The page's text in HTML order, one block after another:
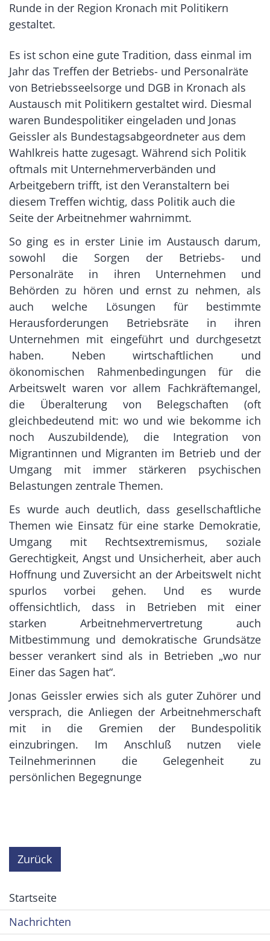
Runde in der Region Kronach mit Politikern
gestaltet.
Es ist schon eine gute Tradition, dass einmal im
Jahr das Treffen der Betriebs- und Personalräte
von Betriebsseelsorge und DGB in Kronach als
Austausch mit Politikern gestaltet wird. Diesmal
waren Bundespolitiker eingeladen und Jonas
Geissler als Bundestagsabgeordneter aus dem
Wahlkreis hatte zugesagt. Während sich Politik
oftmals mit Unternehmerverbänden und
Arbeitgebern trifft, ist den Veranstaltern bei
diesem Treffen wichtig, dass Politik auch die
Seite der Arbeitnehmer wahrnimmt.
So ging es in erster Linie im Austausch darum,
sowohl die Sorgen der Betriebs- und
Personalräte in ihren Unternehmen und
Behörden zu hören und ernst zu nehmen, als
auch welche Lösungen für bestimmte
Herausforderungen Betriebsräte in ihren
Unternehmen mit eingeführt und durchgesetzt
haben. Neben wirtschaftlichen und
ökonomischen Rahmenbedingungen für die
Arbeitswelt waren vor allem Fachkräftemangel,
die Überalterung von Belegschaften (oft
gleichbedeutend mit: wo und wie bekomme ich
noch Auszubildende), die Integration von
Migrantinnen und Migranten im Betrieb und der
Umgang mit immer stärkeren psychischen
Belastungen zentrale Themen.
Es wurde auch deutlich, dass gesellschaftliche
Themen wie Einsatz für eine starke Demokratie,
Umgang mit Rechtsextremismus, soziale
Gerechtigkeit, Angst und Unsicherheit, aber auch
Hoffnung und Zuversicht an der Arbeitswelt nicht
spurlos vorbei gehen. Und es wurde
offensichtlich, dass in Betrieben mit einer
starken Arbeitnehmervertretung auch
Mitbestimmung und demokratische Grundsätze
besser verankert sind als in Betrieben „wo nur
Einer das Sagen hat“.
Jonas Geissler erwies sich als guter Zuhörer und
versprach, die Anliegen der Arbeitnehmerschaft
mit in die Gremien der Bundespolitik
einzubringen. Im Anschluß nutzen viele
Teilnehmerinnen die Gelegenheit zu
persönlichen Begegnunge
Zurück
Startseite
Nachrichten